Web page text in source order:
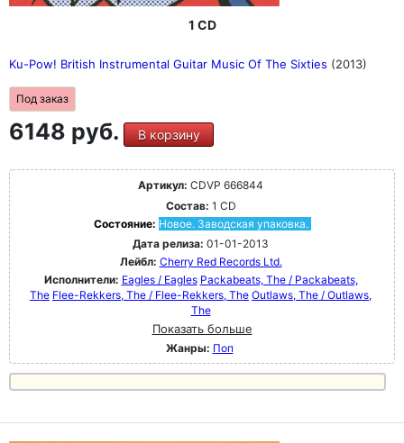
1 CD
Ku-Pow! British Instrumental Guitar Music Of The Sixties (2013)
Под заказ
6148 руб. В корзину
Артикул: CDVP 666844
Состав: 1 CD
Состояние: Новое. Заводская упаковка.
Дата релиза: 01-01-2013
Лейбл: Cherry Red Records Ltd.
Исполнители: Eagles / Eagles Packabeats, The / Packabeats,
The Flee-Rekkers, The / Flee-Rekkers, The Outlaws, The / Outlaws,
The
Показать больше
Жанры: Поп